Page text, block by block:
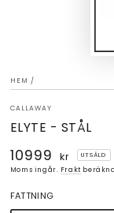
HEM /
CALLAWAY
ELYTE - STÅL
Ordinarie
pris
10999 kr UTSÅLD
Moms ingår. Frakt
FATTNING